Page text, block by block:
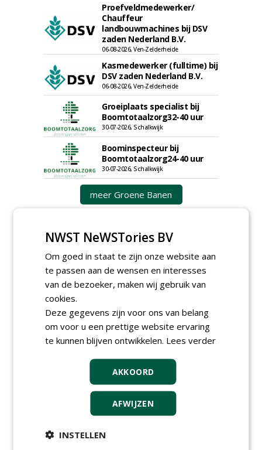
Proefveldmedewerker/
Chauffeur
landbouwmachines bij DSV
zaden Nederland B.V.
06-08-2026, Ven-Zelderheide
Kasmedewerker (fulltime) bij
DSV zaden Nederland B.V.
06-08-2026, Ven-Zelderheide
Groeiplaats specialist bij
Boomtotaalzorg32-40 uur
30-07-2026, Schalkwijk
Boominspecteur bij
Boomtotaalzorg24-40 uur
30-07-2026, Schalkwijk
meer Groene Banen
GREEN OUTLET
Iedereen kan gratis kleine advertenties
plaatsen via zijn eigen account.
NWST NeWSTories BV
Om goed in staat te zijn onze website aan
te passen aan de wensen en interesses
van de bezoeker, maken wij gebruik van
cookies.
Deze gegevens zijn voor ons van belang
om voor u een prettige website ervaring
te kunnen blijven ontwikkelen. Lees verder
AKKOORD
AFWIJZEN
INSTELLEN